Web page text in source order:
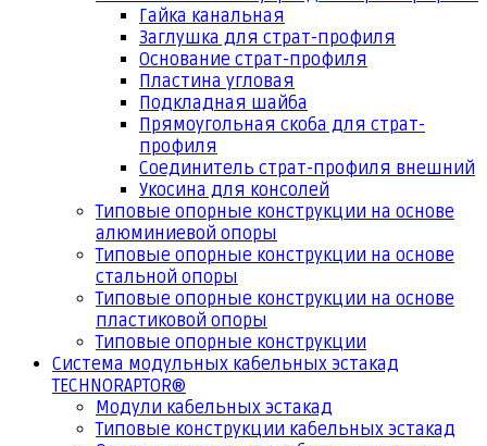
Гайка канальная
Заглушка для страт-профиля
Основание страт-профиля
Пластина угловая
Подкладная шайба
Прямоугольная скоба для страт-
профиля
Соединитель страт-профиля внешний
Укосина для консолей
Типовые опорные конструкции на основе
алюминиевой опоры
Типовые опорные конструкции на основе
стальной опоры
Типовые опорные конструкции на основе
пластиковой опоры
Типовые опорные конструкции
Система модульных кабельных эстакад
TECHNORAPTOR®
Модули кабельных эстакад
Типовые конструкции кабельных эстакад